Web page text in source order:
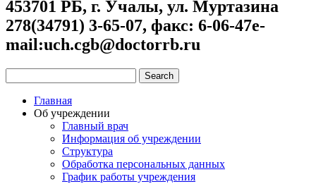
453701 РБ, г. Учалы, ул. Муртазина
278(34791) 3-65-07, факс: 6-06-47e-
mail:uch.cgb@doctorrb.ru
Главная
Об учреждении
Главный врач
Информация об учреждении
Структура
Обработка персональных данных
График работы учреждения